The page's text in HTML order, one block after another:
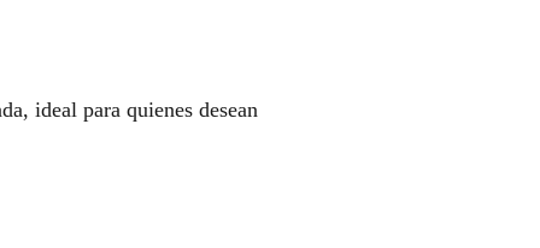
ideal para quienes desean